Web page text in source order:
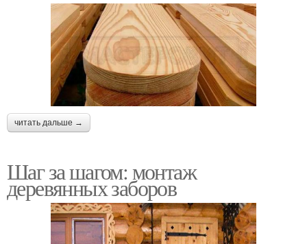
читать дальше →
Шаг за шагом: монтаж
деревянных заборов